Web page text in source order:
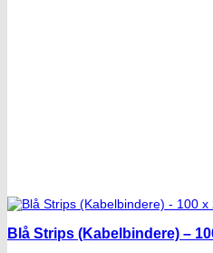
Blå Strips (Kabelbindere) –